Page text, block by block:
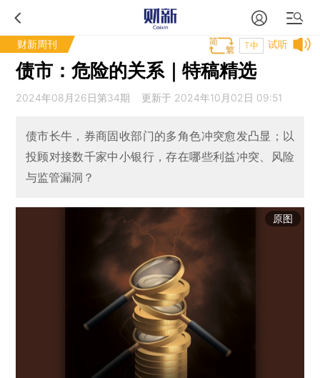
财新周刊 试听
T中
债市：危险的关系｜特稿精选
2024年08月26日第34期 更新于 2024年10月02日 09:51
债市长牛，券商固收部门的多角色冲突愈发凸显；以
投顾对接数千家中小银行，存在哪些利益冲突、风险
与监管漏洞？
原图